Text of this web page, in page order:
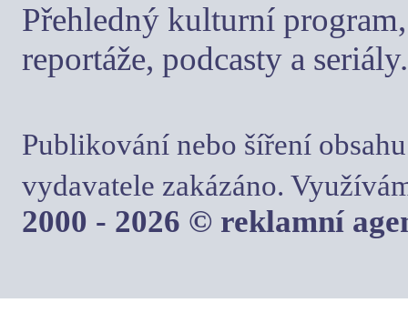
Přehledný kulturní
reportáže, podcasty a seriály.
Publikování nebo šíření
vydavatele zakázáno.
2000 - 2026 © reklamní